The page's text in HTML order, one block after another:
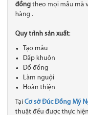
đồng theo mọi mẫu mã
hàng .
Quy trình sản xuất:
Tạo mẫu
Dấp khuôn
Đổ đồng
Làm nguội
Hoàn thiện
Tại Cơ sở Đúc Đồng Mỹ
thuật đều được thực